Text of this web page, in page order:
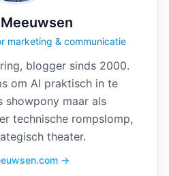
marketing & communicatie
blogger sinds 2000.
om AI praktisch in te
showpony maar als
technische rompslomp,
theater.
→